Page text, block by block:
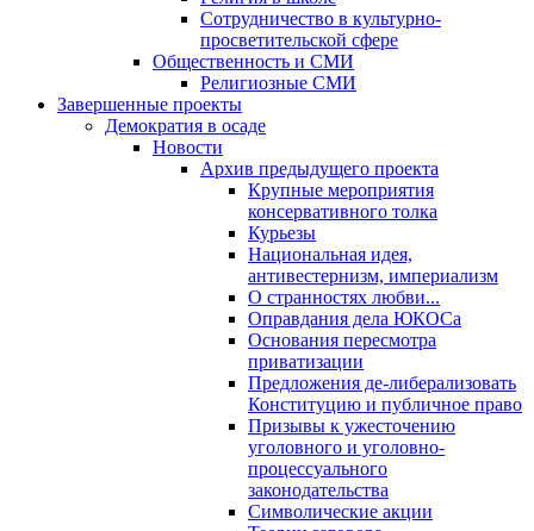
Сотрудничество в культурно-
просветительской сфере
Общественность и СМИ
Религиозные СМИ
Завершенные проекты
Демократия в осаде
Новости
Архив предыдущего проекта
Крупные мероприятия
консервативного толка
Курьезы
Национальная идея,
антивестернизм, империализм
О странностях любви...
Оправдания дела ЮКОСа
Основания пересмотра
приватизации
Предложения де-либерализовать
Конституцию и публичное право
Призывы к ужесточению
уголовного и уголовно-
процессуального
законодательства
Символические акции